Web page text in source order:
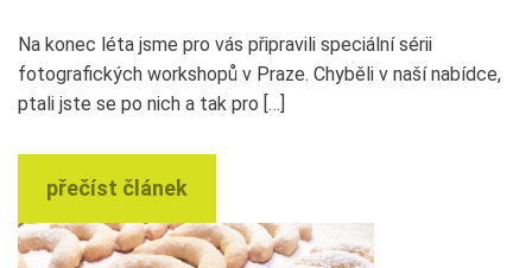
Na konec léta jsme pro vás připravili speciální sérii
fotografických workshopů v Praze. Chyběli v naší nabídce,
ptali jste se po nich a tak pro […]
přečíst článek